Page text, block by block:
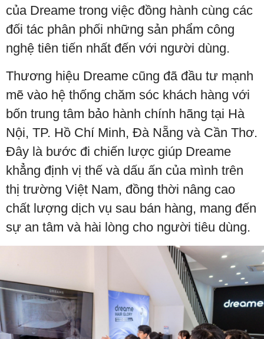
của Dreame trong việc đồng hành cùng các
đối tác phân phối những sản phẩm công
nghệ tiên tiến nhất đến với người dùng.
Thương hiệu Dreame cũng đã đầu tư mạnh
mẽ vào hệ thống chăm sóc khách hàng với
bốn trung tâm bảo hành chính hãng tại Hà
Nội, TP. Hồ Chí Minh, Đà Nẵng và Cần Thơ.
Đây là bước đi chiến lược giúp Dreame
khẳng định vị thế và dấu ấn của mình trên
thị trường Việt Nam, đồng thời nâng cao
chất lượng dịch vụ sau bán hàng, mang đến
sự an tâm và hài lòng cho người tiêu dùng.